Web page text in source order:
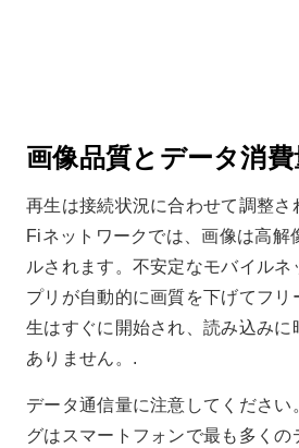
画像品質とデータ消費
再生は接続状況に合わせて調整さ
Fiネットワークでは、画像は高解
ルされます。不安定なモバイルネ
プリが自動的に画質を下げてフリ
生はすぐに開始され、読み込みに
ありません。.
データ通信量に注意してください
グはスマートフォンで最も多くの